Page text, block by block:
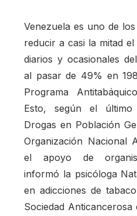
Venezuela es uno de
reducir a casi la mitad
diarios y ocasionales
al pasar de 49% en
Programa
Esto, según el último
Drogas en Población
Organización Nacional
el apoyo de
informó la psicóloga
en adicciones de
Sociedad